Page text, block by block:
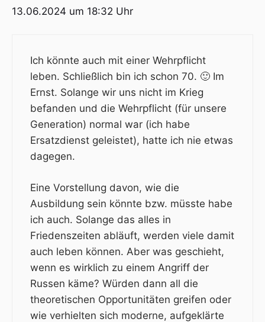
13.06.2024 um 18:32 Uhr
Ich könnte auch mit einer Wehrpflicht
leben. Schließlich bin ich schon 70. 🙂 Im
Ernst. Solange wir uns nicht im Krieg
befanden und die Wehrpflicht (für unsere
Generation) normal war (ich habe
Ersatzdienst geleistet), hatte ich nie etwas
dagegen.
Eine Vorstellung davon, wie die
Ausbildung sein könnte bzw. müsste habe
ich auch. Solange das alles in
Friedenszeiten abläuft, werden viele damit
auch leben können. Aber was geschieht,
wenn es wirklich zu einem Angriff der
Russen käme? Würden dann all die
theoretischen Opportunitäten greifen oder
wie verhielten sich moderne, aufgeklärte